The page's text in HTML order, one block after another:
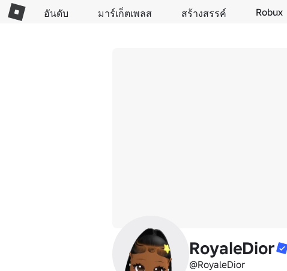
อันดับ มาร์เก็ตเพลส สร้างสรรค์ Robux
RoyaleDior
@RoyaleDior